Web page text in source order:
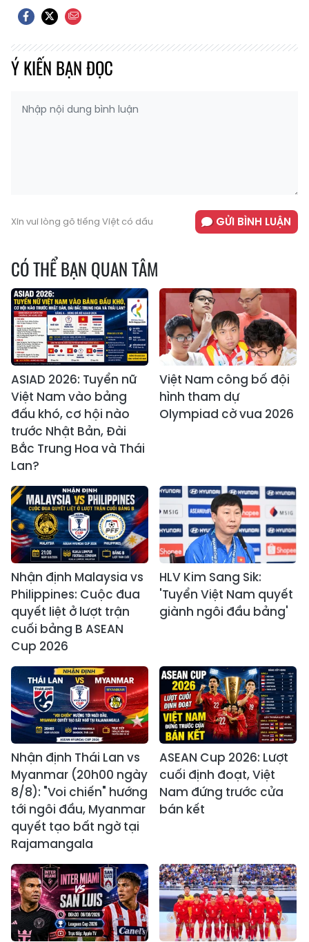
Ý KIẾN BẠN ĐỌC
Xin vui lòng gõ tiếng Việt có dấu GỬI BÌNH LUẬN
CÓ THỂ BẠN QUAN TÂM
ASIAD 2026: Tuyển nữ
Việt Nam vào bảng
đấu khó, cơ hội nào
trước Nhật Bản, Đài
Bắc Trung Hoa và Thái
Lan?
Việt Nam công bố đội
hình tham dự
Olympiad cờ vua 2026
Nhận định Malaysia vs
Philippines: Cuộc đua
quyết liệt ở lượt trận
cuối bảng B ASEAN
Cup 2026
HLV Kim Sang Sik:
'Tuyển Việt Nam quyết
giành ngôi đầu bảng'
Nhận định Thái Lan vs
Myanmar (20h00 ngày
8/8): "Voi chiến" hướng
tới ngôi đầu, Myanmar
quyết tạo bất ngờ tại
Rajamangala
ASEAN Cup 2026: Lượt
cuối định đoạt, Việt
Nam đứng trước cửa
bán kết